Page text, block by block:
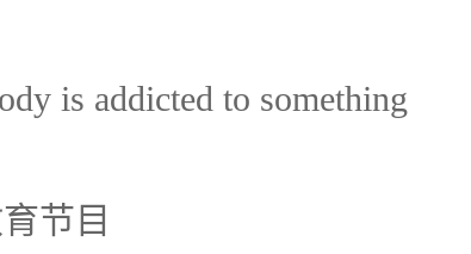
is addicted to something
节目